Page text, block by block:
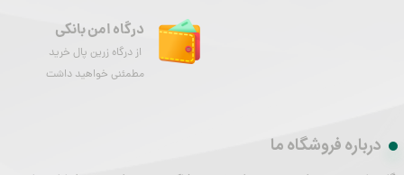
درگاه امن بانکی
از درگاه زرین پال خرید
مطمئنی خواهید داشت
درباره فروشگاه ما